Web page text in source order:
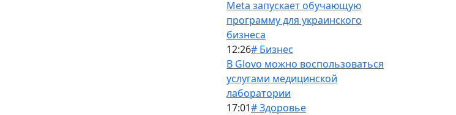
Meta запускает обучающую
программу для украинского
бизнеса
12:26# Бизнес
В Glovo можно воспользоваться
услугами медицинской
лаборатории
17:01# Здоровье